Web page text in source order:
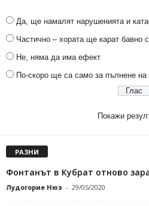
Да, ще намалят нарушенията и
Частично – хората ще карат бавно
Не, няма да има ефект
По-скоро ще са само за пълнене
Покажи
РАЗНИ
Фонтанът в Кубрат отново
Лудогорие Нюз - 29/05/2020